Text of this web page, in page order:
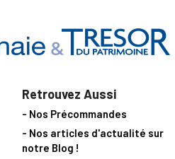
Retrouvez Aussi
- Nos Précommandes
- Nos articles d'actualité sur
notre Blog !